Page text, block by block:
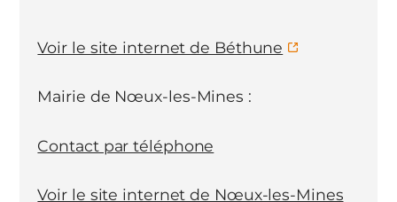
Voir le site internet de Béthune
Mairie de Nœux-les-Mines :
Contact par téléphone
Voir le site internet de Nœux-les-Mines